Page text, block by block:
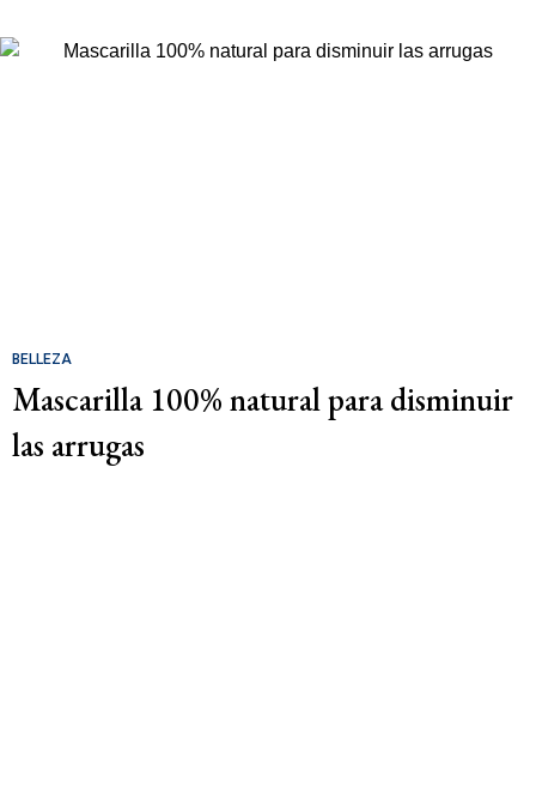
BELLEZA
Mascarilla 100% natural para disminuir
las arrugas